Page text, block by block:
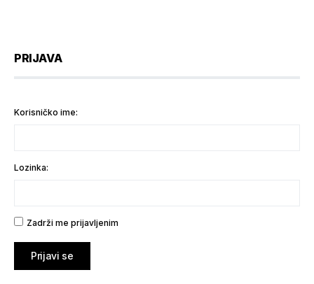
PRIJAVA
Korisničko ime:
Lozinka:
Zadrži me prijavljenim
Prijavi se